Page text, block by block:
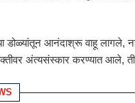
आनंदाश्रू वाहू लागले,
अंत्यसंस्कार करण्यात आले,